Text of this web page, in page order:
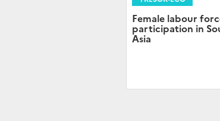
Female labour
participation in
Asia